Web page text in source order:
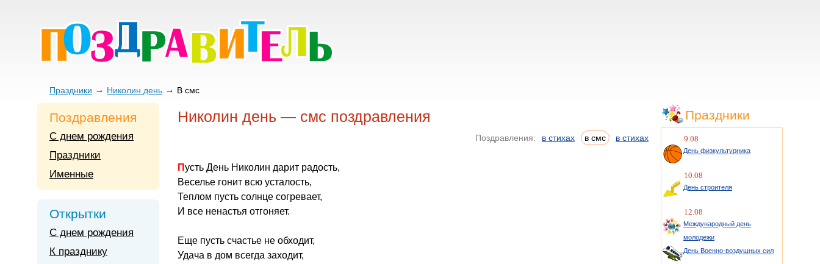
Праздники Николин день В смс
Николин день — смс поздравления
Поздравления: в стихах в смс в стихах
Пусть День Николин дарит радость,
Веселье гонит всю усталость,
Теплом пусть солнце согревает,
И все ненастья отгоняет.
Еще пусть счастье не обходит,
Удача в дом всегда заходит,
Поздравления
С днем рождения
Праздники
Именные
Открытки
С днем рождения
К празднику
Праздники
9.08
День физкультурника
10.08
День строителя
12.08
Международный день
молодежи
День Военно-воздушных сил